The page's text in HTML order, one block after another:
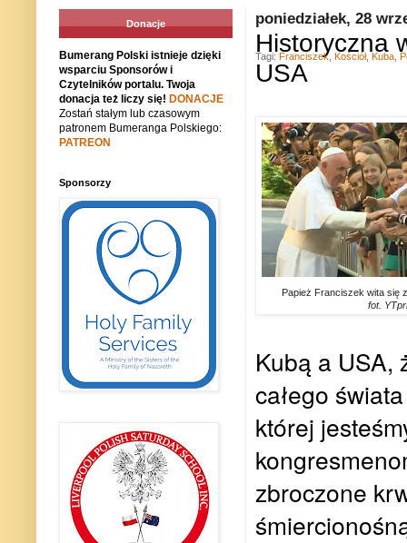
poniedziałek, 28
Historyczna
USA
Papież Franciszek wita się
fot.
Kubą a USA,
całego
której
zbroczone
Tagi: Franciszek Kościół, Kuba
Donacje
Bumerang Polski istnieje dzięki
wsparciu Sponsorów i
Czytelników portalu. Twoja
donacja też liczy się! DONACJE
Zostań stałym lub czasowym
patronem Bumeranga Polskiego:
PATREON
Sponsorzy